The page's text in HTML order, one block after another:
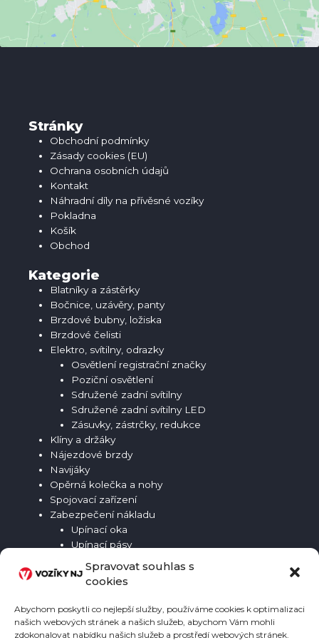
Spravovat souhlas s
cookies
Abychom poskytli co nejlepší služby, používáme cookies k optimalizaci
našich webových stránek a našich služeb, abychom Vám mohli
zdokonalovat nabídku našich služeb a prostředí webových stránek.
Stránky
Obchodní podmínky
Zásady cookies (EU)
Ochrana osobních údajů
Kontakt
Náhradní díly na přívěsné vozíky
Pokladna
Košík
Obchod
Kategorie
Blatníky a zástěrky
Bočnice, uzávěry, panty
Brzdové bubny, ložiska
Brzdové čelisti
Elektro, svítilny, odrazky
Osvětlení registrační značky
Poziční osvětlení
Sdružené zadní svítilny
Sdružené zadní svítilny LED
Zásuvky, zástrčky, redukce
Klíny a držáky
Nájezdové brzdy
Navijáky
Opěrná kolečka a nohy
Spojovací zařízení
Zabezpečení nákladu
Upínací oka
Upínací pásy